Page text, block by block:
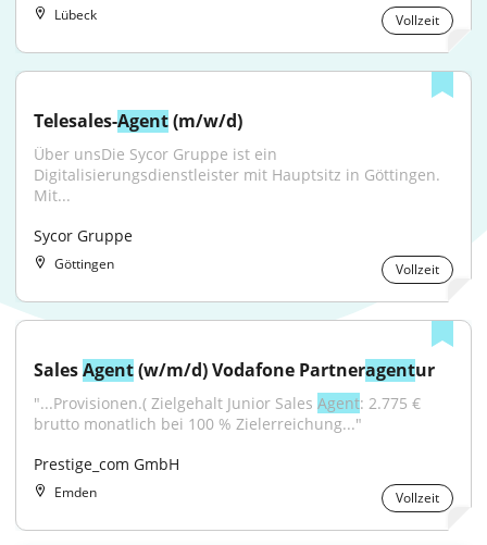
Lübeck Vollzeit
Telesales-Agent (m/w/d)
Über unsDie Sycor Gruppe ist ein
Digitalisierungsdienstleister mit Hauptsitz in Göttingen.
Mit...
Sycor Gruppe
Göttingen Vollzeit
Sales Agent (w/m/d) Vodafone Partneragentur
"...Provisionen.( Zielgehalt Junior Sales Agent: 2.775 €
brutto monatlich bei 100 % Zielerreichung..."
Prestige_com GmbH
Emden Vollzeit